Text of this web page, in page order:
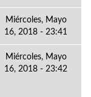
Miércoles, Mayo
16, 2018 - 23:41
Miércoles, Mayo
16, 2018 - 23:42